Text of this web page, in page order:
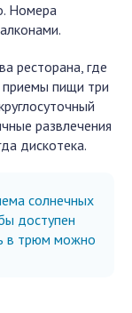
Номера
ресторана, где
приемы пищи три
развлечения
дискотека.
солнечных
доступен
в трюм можно